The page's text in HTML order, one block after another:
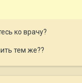
ко врачу?
тем же??